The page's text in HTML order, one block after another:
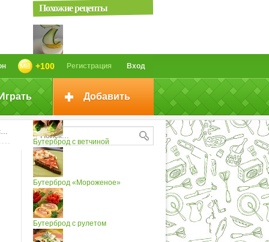
Вход
Регистрация
+100
Добавить
Похожие рецепты
Бутерброд "Смайл"
Бутерброд с ветчиной
Бутерброд «Мороженое»
Бутерброд с рулетом